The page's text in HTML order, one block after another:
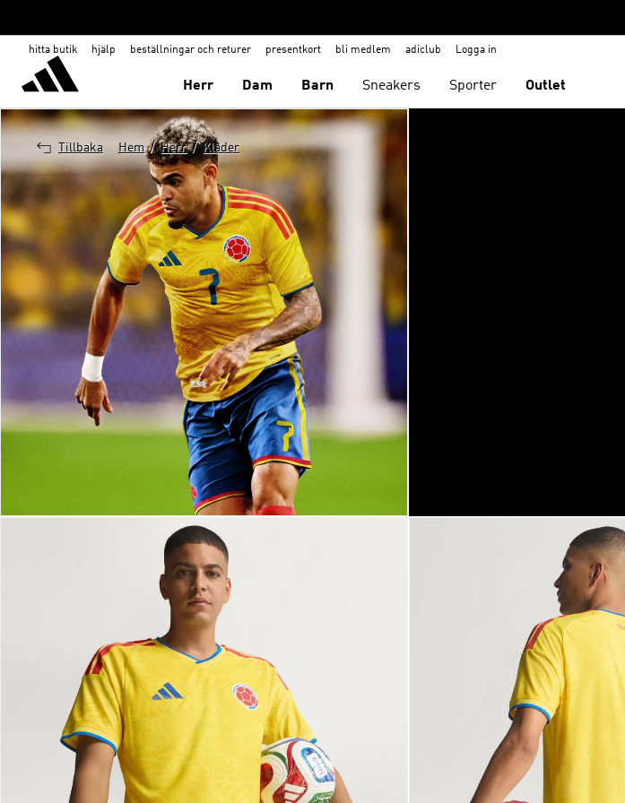
hitta butik hjälp beställningar och returer presentkort bli medlem adiclub Logga in
Herr Dam Barn Sneakers Sporter Outlet
Tillbaka Hem / Herr / Kläder